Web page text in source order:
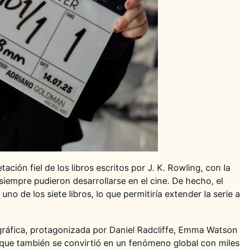
fiel de los libros escritos por J. K. Rowling, con la
pudieron desarrollarse en el cine. De hecho, el
de los siete libros, lo que permitiría extender la serie a
protagonizada por Daniel Radcliffe, Emma Watson
también se convirtió en un fenómeno global con miles